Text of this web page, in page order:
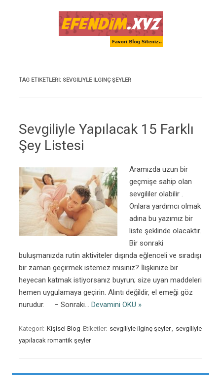
TAG ETIKETLERI: SEVGILIYLE ILGINÇ ŞEYLER
Sevgiliyle Yapılacak 15 Farklı
Şey Listesi
Aramızda uzun bir
geçmişe sahip olan
sevgililer olabilir .
Onlara yardımcı olmak
adına bu yazımız bir
liste şeklinde olacaktır.
Bir sonraki
buluşmanızda rutin aktiviteler dışında eğlenceli ve sıradışı
bir zaman geçirmek istemez misiniz? İlişkinize bir
heyecan katmak istiyorsanız buyrun; size uyan maddeleri
hemen uygulamaya geçirin. Alıntı değildir, el emeği göz
nurudur. – Sonraki… Devamini OKU »
Kategori: Kişisel Blog Etiketler: sevgiliyle ilginç şeyler, sevgiliyle
yapılacak romantik şeyler